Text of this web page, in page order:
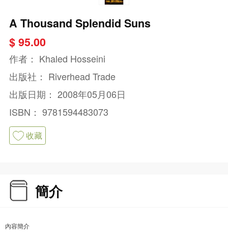
A Thousand Splendid Suns
$ 95.00
作者： Khaled Hosseini
出版社： Riverhead Trade
出版日期： 2008年05月06日
ISBN： 9781594483073
收藏
簡介
內容簡介